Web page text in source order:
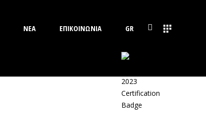
ΝΕΑ ΕΠΙΚΟΙΝΩΝΙΑ GR